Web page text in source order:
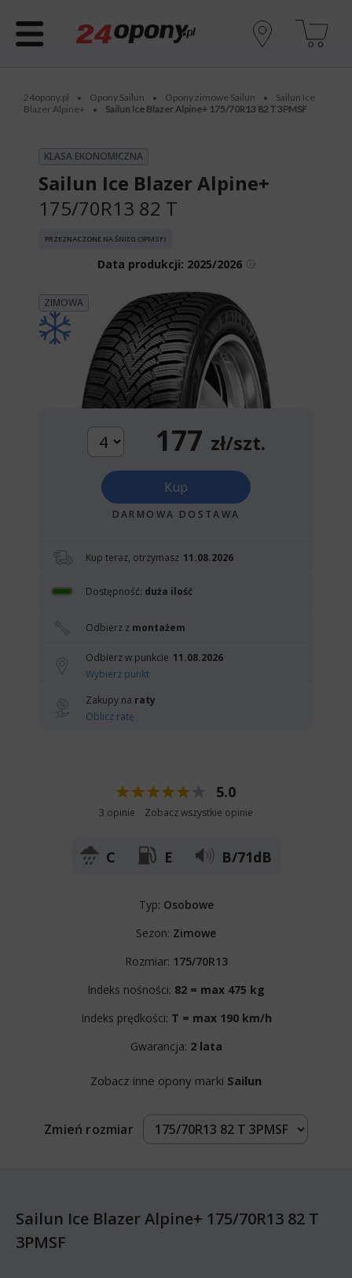
24opony.pl • Opony Sailun • Opony zimowe Sailun •
Sailun Ice
Blazer Alpine+
• Sailun Ice Blazer Alpine+ 175/70R13 82 T 3PMSF
KLASA EKONOMICZNA
Sailun Ice Blazer Alpine+
175/70R13 82 T
PRZEZNACZONE NA ŚNIEG (3PMSF)
Data produkcji: 2025/2026
ZIMOWA
177 zł/szt.
Kup
DARMOWA DOSTAWA
Kup teraz, otrzymasz 11.08.2026
Dostępność: duża ilość
Odbierz z montażem
Odbierz w punkcie 11.08.2026
Wybierz punkt
Zakupy na raty
Oblicz ratę
5.0
3 opinie Zobacz wszystkie opinie
C E B/71dB
Typ: Osobowe
Sezon: Zimowe
Rozmiar: 175/70R13
Indeks nośności: 82 = max 475 kg
Indeks prędkości: T = max 190 km/h
Gwarancja: 2 lata
Zobacz inne opony marki Sailun
Zmień rozmiar
Sailun Ice Blazer Alpine+ 175/70R13 82 T
3PMSF